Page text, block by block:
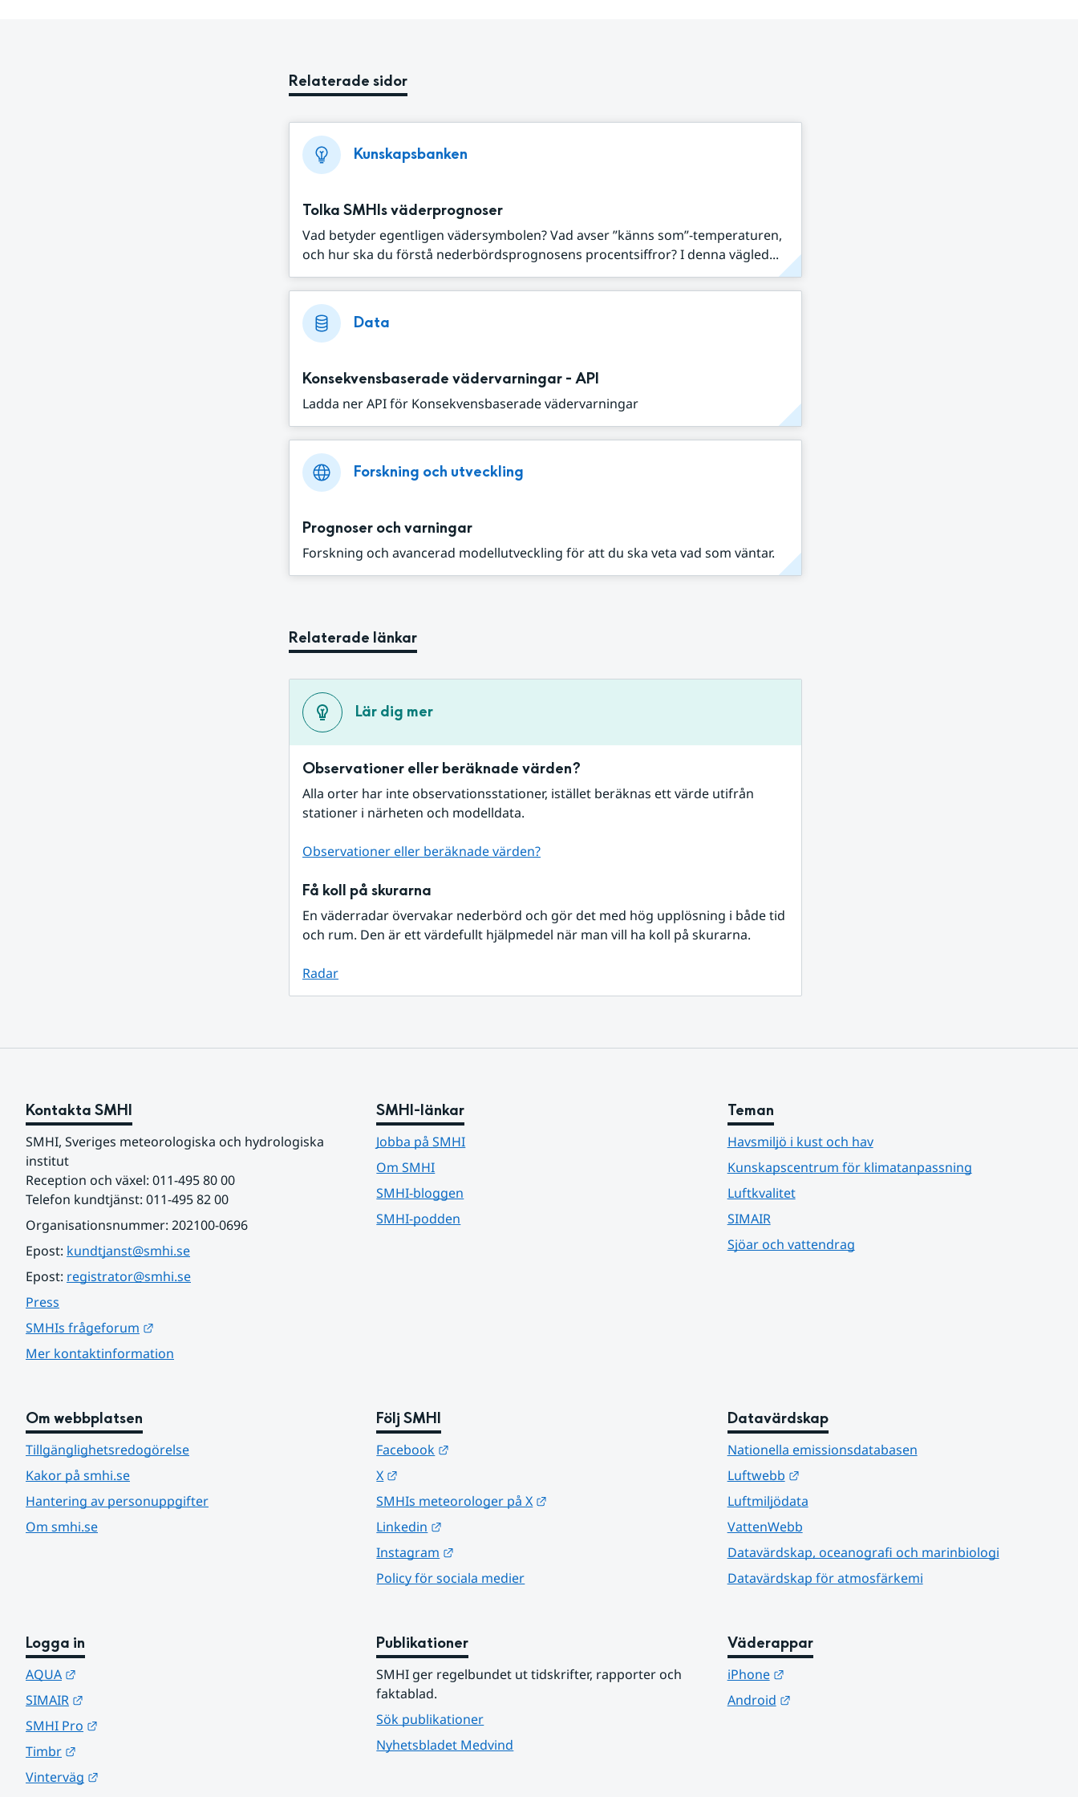
Relaterade sidor
Kunskapsbanken
Tolka SMHIs väderprognoser
Vad betyder egentligen vädersymbolen? Vad avser ”känns som”-temperaturen,
och hur ska du förstå nederbördsprognosens procentsiffror? I denna vägled...
Data
Konsekvensbaserade vädervarningar - API
Ladda ner API för Konsekvensbaserade vädervarningar
Forskning och utveckling
Prognoser och varningar
Forskning och avancerad modellutveckling för att du ska veta vad som väntar.
Relaterade länkar
Lär dig mer
Observationer eller beräknade värden?
Alla orter har inte observationsstationer, istället beräknas ett värde utifrån
stationer i närheten och modelldata.
Observationer eller beräknade värden?
Få koll på skurarna
En väderradar övervakar nederbörd och gör det med hög upplösning i både tid
och rum. Den är ett värdefullt hjälpmedel när man vill ha koll på skurarna.
Radar
Kontakta SMHI
SMHI, Sveriges meteorologiska och hydrologiska
institut
Reception och växel: 011-495 80 00
Telefon kundtjänst: 011-495 82 00
Organisationsnummer: 202100-0696
Epost: kundtjanst@smhi.se
Epost: registrator@smhi.se
Press
SMHIs frågeforum
Mer kontaktinformation
SMHI-länkar
Jobba på SMHI
Om SMHI
SMHI-bloggen
SMHI-podden
Teman
Havsmiljö i kust och hav
Kunskapscentrum för klimatanpassning
Luftkvalitet
SIMAIR
Sjöar och vattendrag
Om webbplatsen
Tillgänglighetsredogörelse
Kakor på smhi.se
Hantering av personuppgifter
Om smhi.se
Följ SMHI
Facebook
X
SMHIs meteorologer på X
Linkedin
Instagram
Policy för sociala medier
Datavärdskap
Nationella emissionsdatabasen
Luftwebb
Länk till annan webbplats.
Luftmiljödata
VattenWebb
Datavärdskap, oceanografi och marinbiologi
Datavärdskap för atmosfärkemi
Logga in
AQUA
SIMAIR
SMHI Pro
Timbr
Vinterväg
Publikationer
SMHI ger regelbundet ut tidskrifter, rapporter och
faktablad.
Sök publikationer
Nyhetsbladet Medvind
Väderappar
iPhone
Länk till annan webbplats.
Android
Länk till annan webbplats.